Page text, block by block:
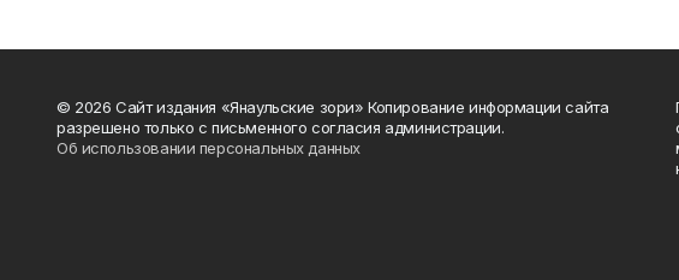
© 2026 Сайт издания «Янаульские зори» Копирование информации сайта
разрешено только с письменного согласия администрации.
Об использовании персональных данных